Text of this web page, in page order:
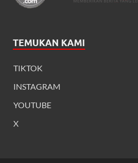
TEMUKAN KAMI
TIKTOK
INSTAGRAM
YOUTUBE
X